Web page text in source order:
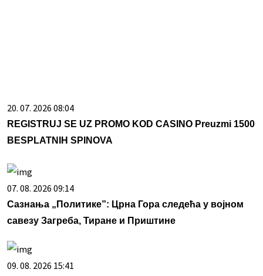
20. 07. 2026 08:04
REGISTRUJ SE UZ PROMO KOD CASINO Preuzmi 1500
BESPLATNIH SPINOVA
07. 08. 2026 09:14
Сазнања „Политике”: Црна Гора следећа у војном
савезу Загреба, Тиране и Приштине
09. 08. 2026 15:41